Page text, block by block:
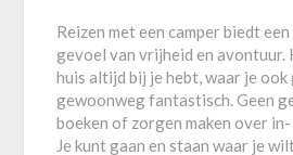
Reizen met een camper biedt
gevoel van vrijheid en avontuur.
huis altijd bij je hebt, waar je ook
gewoonweg fantastisch. Geen
boeken of zorgen maken over
Je kunt gaan en staan waar je